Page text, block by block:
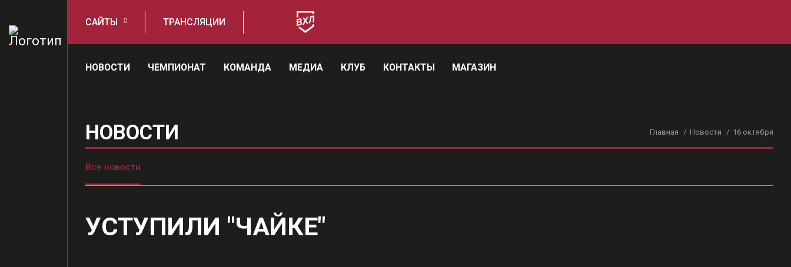
САЙТЫ ТРАНСЛЯЦИИ
НОВОСТИ ЧЕМПИОНАТ КОМАНДА МЕДИА КЛУБ КОНТАКТЫ МАГАЗИН
НОВОСТИ Главная Новости 16 октября
Все новости
УСТУПИЛИ "ЧАЙКЕ"